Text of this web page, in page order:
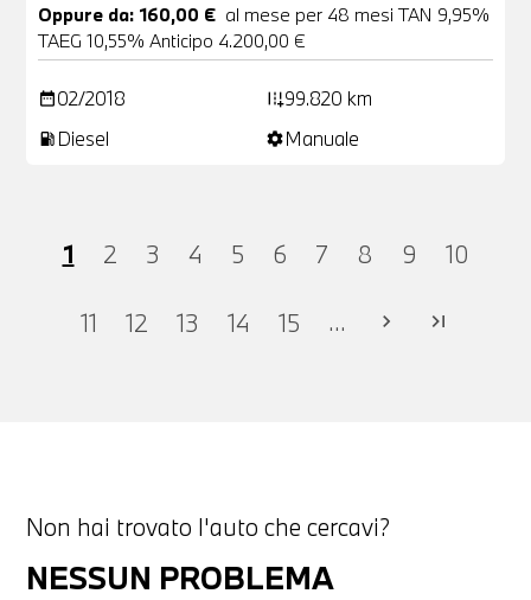
Oppure da: 160,00 € al mese per 48 mesi TAN 9,95%
TAEG 10,55% Anticipo 4.200,00 €
date_range02/2018 add_road99.820 km
local_gas_station Diesel settingsManuale
1 2 3 4 5 6 7 8 9 10
11 12 13 14 15 ... chevron_right last_page
Non hai trovato l'auto che cercavi?
NESSUN PROBLEMA